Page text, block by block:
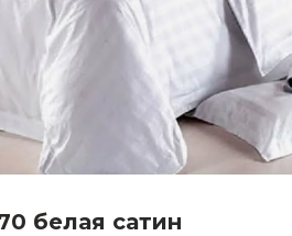
белая сатин